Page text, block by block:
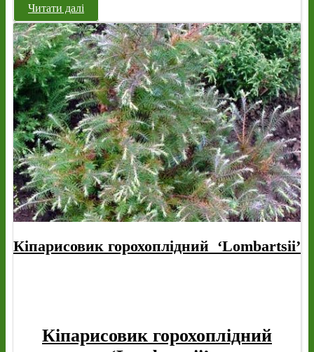
Читати далі
Кіпарисовик горохоплідний ‘Lombartsii’
Кіпарисовик горохоплідний